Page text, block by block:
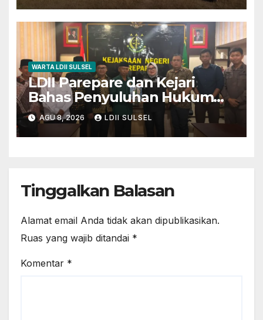
WARTA LDII SULSEL
LDII Parepare dan Kejari
Bahas Penyuluhan Hukum
untuk Warga dan Masyarakat
AGU 8, 2026 LDII SULSEL
Tinggalkan Balasan
Alamat email Anda tidak akan dipublikasikan.
Ruas yang wajib ditandai *
Komentar *